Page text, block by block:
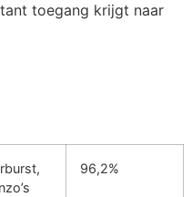
toegang krijgt naar
96,2%